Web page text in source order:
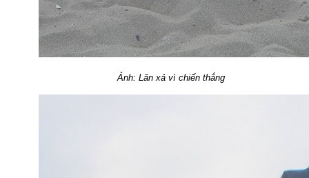
Ảnh: Lăn xả vì chiến thắng